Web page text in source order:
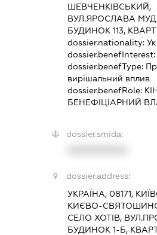
ШЕВЧЕНКІВСЬКИЙ,
ВУЛ.ЯРОСЛАВА
БУДИНОК 113,
dossier.nationality:
dossier.benefType:
вирішальний вплив
dossier.benefRole:
БЕНЕФІЦІАРНИЙ
dossier.smida:
dossier.address:
УКРАЇНА, 08171,
КИЄВО-
СЕЛО ХОТІВ,
БУДИНОК 1-Б,